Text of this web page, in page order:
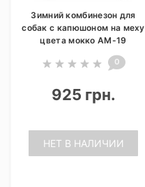
Зимний комбинезон для
собак с капюшоном на меху
цвета мокко AM-19
0
925 грн.
НЕТ В НАЛИЧИИ